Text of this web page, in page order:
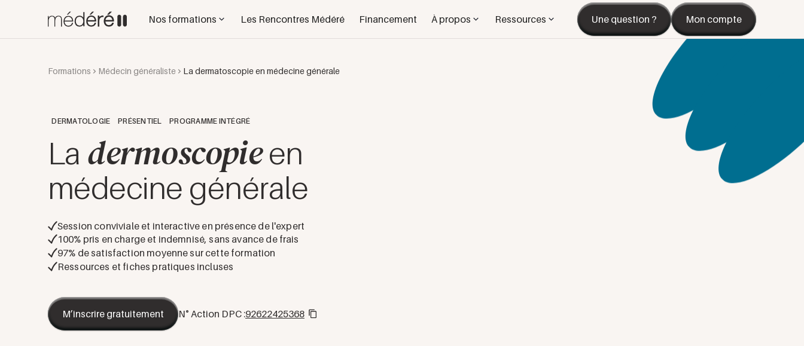
Nos formations Les Rencontres Médéré Financement À propos Ressources Une question ? Mon compte
Formations Médecin généraliste La dermatoscopie en médecine générale
DERMATOLOGIE PRÉSENTIEL PROGRAMME INTÉGRÉ
La dermoscopieen
médecine générale
Session conviviale et interactive en présence de l'expert
100% pris en charge et indemnisé, sans avance de frais
97% de satisfaction moyenne sur cette formation
Ressources et fiches pratiques incluses
M’inscrire gratuitement N° Action DPC :92622425368